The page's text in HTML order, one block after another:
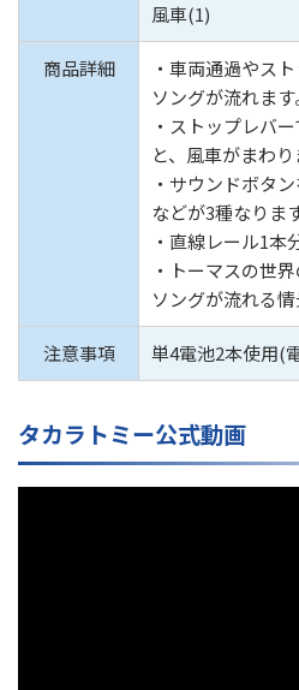
風車(1)
商品詳細
・車両通過やス
ソングが流れます
・ストップレバ
と、風車がまわり
・サウンドボタ
などが3種なります
・直線レール1本
・トーマスの世
ソングが流れる情
注意事項 単4電池2本使用(
タカラトミー公式動画